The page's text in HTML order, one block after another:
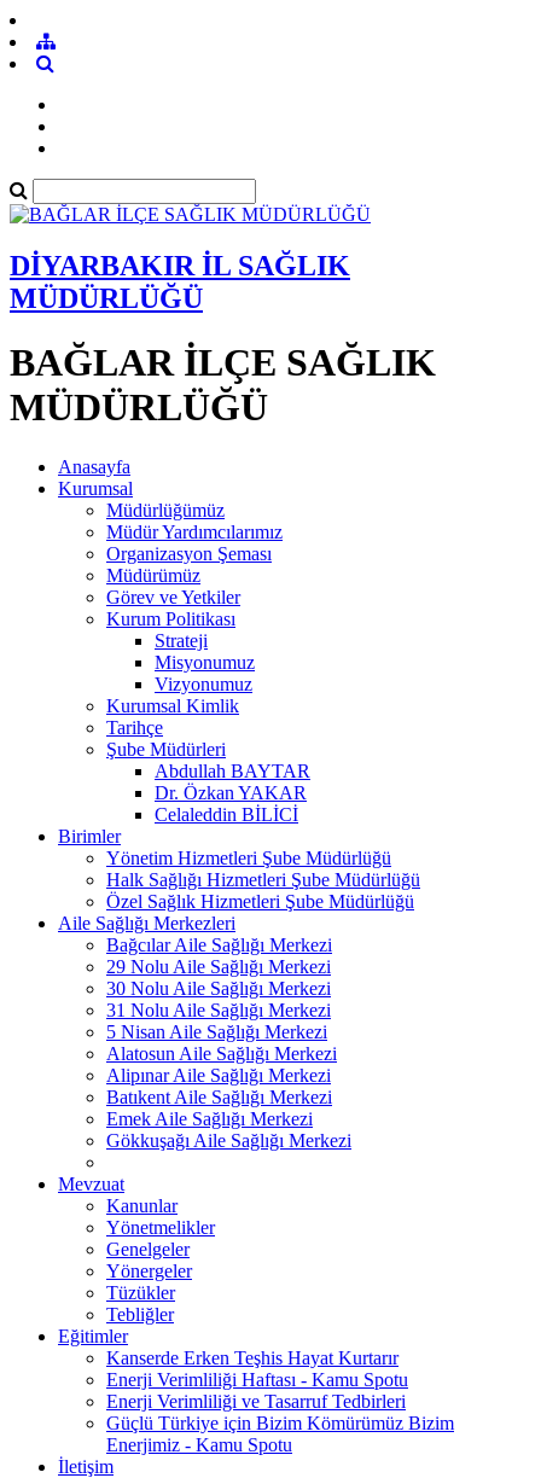
DİYARBAKIR İL SAĞLIK
MÜDÜRLÜĞÜ
BAĞLAR İLÇE SAĞLIK
MÜDÜRLÜĞÜ
Anasayfa
Kurumsal
Müdürlüğümüz
Müdür Yardımcılarımız
Organizasyon Şeması
Müdürümüz
Görev ve Yetkiler
Kurum Politikası
Strateji
Misyonumuz
Vizyonumuz
Kurumsal Kimlik
Tarihçe
Şube Müdürleri
Abdullah BAYTAR
Dr. Özkan YAKAR
Celaleddin BİLİCİ
Birimler
Yönetim Hizmetleri Şube Müdürlüğü
Halk Sağlığı Hizmetleri Şube Müdürlüğü
Özel Sağlık Hizmetleri Şube Müdürlüğü
Aile Sağlığı Merkezleri
Bağcılar Aile Sağlığı Merkezi
29 Nolu Aile Sağlığı Merkezi
30 Nolu Aile Sağlığı Merkezi
31 Nolu Aile Sağlığı Merkezi
5 Nisan Aile Sağlığı Merkezi
Alatosun Aile Sağlığı Merkezi
Alipınar Aile Sağlığı Merkezi
Batıkent Aile Sağlığı Merkezi
Emek Aile Sağlığı Merkezi
Gökkuşağı Aile Sağlığı Merkezi
Mevzuat
Kanunlar
Yönetmelikler
Genelgeler
Yönergeler
Tüzükler
Tebliğler
Eğitimler
Kanserde Erken Teşhis Hayat Kurtarır
Enerji Verimliliği Haftası - Kamu Spotu
Enerji Verimliliği ve Tasarruf Tedbirleri
Güçlü Türkiye için Bizim Kömürümüz Bizim
Enerjimiz - Kamu Spotu
İletişim